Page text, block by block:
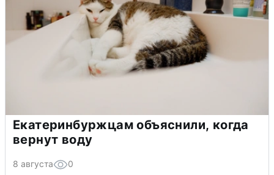
Екатеринбуржцам объяснили, когда
вернут воду
8 августа 0